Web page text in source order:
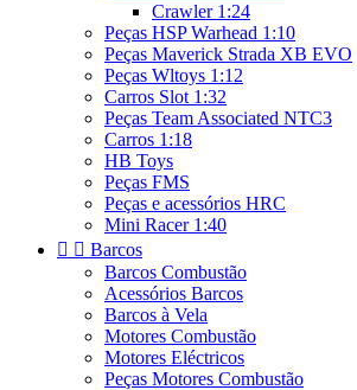
Crawler 1:24
Peças HSP Warhead 1:10
Peças Maverick Strada XB EVO
Peças Wltoys 1:12
Carros Slot 1:32
Peças Team Associated NTC3
Carros 1:18
HB Toys
Peças FMS
Peças e acessórios HRC
Mini Racer 1:40
  Barcos
Barcos Combustão
Acessórios Barcos
Barcos à Vela
Motores Combustão
Motores Eléctricos
Peças Motores Combustão